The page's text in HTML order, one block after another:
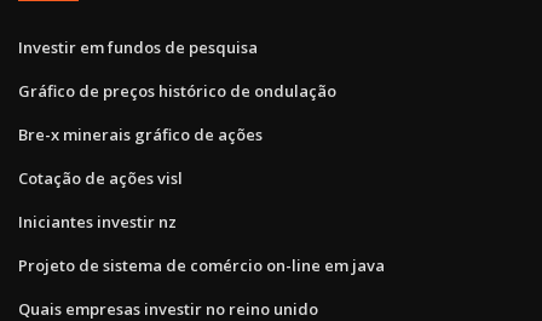
Investir em fundos de pesquisa
Gráfico de preços histórico de ondulação
Bre-x minerais gráfico de ações
Cotação de ações visl
Iniciantes investir nz
Projeto de sistema de comércio on-line em java
Quais empresas investir no reino unido